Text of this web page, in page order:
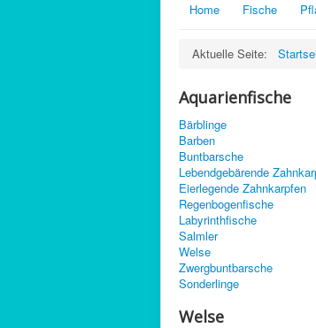
Home Fische
Aktuelle Seite:
Aquarienfische
Bärblinge
Barben
Buntbarsche
Lebendgebärende
Eierlegende Zahnkarpfen
Regenbogenfische
Labyrinthfische
Salmler
Welse
Zwergbuntbarsche
Sonderlinge
Welse